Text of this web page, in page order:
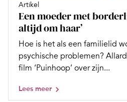
Artikel
Een moeder met
altijd om haar’
Hoe is het als een familielid
psychische problemen?
film ‘Puinhoop’ over zijn...
Lees meer